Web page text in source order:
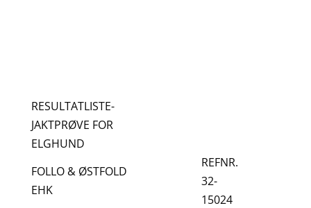
RESULTATLISTE-
JAKTPRØVE FOR
ELGHUND
FOLLO & ØSTFOLD
EHK
REFNR.
32-
15024